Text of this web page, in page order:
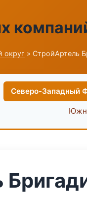
округ » СтройАртель
Северо-Западный